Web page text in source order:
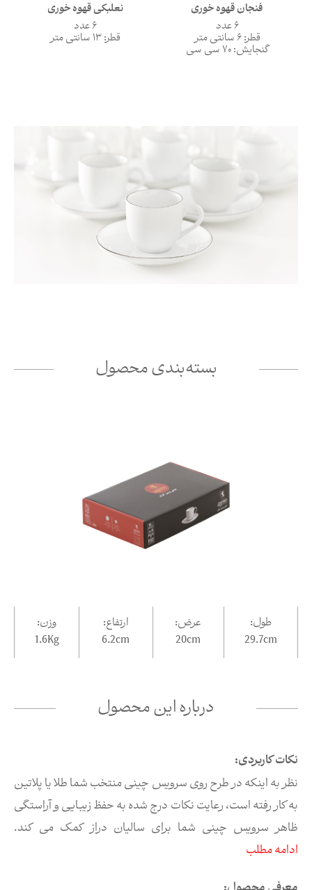
فنجان قهوه خوری
6 عدد
قطر: 6 سانتی متر
گنجایش: 70 سی سی
نعلبکی قهوه خوری
6 عدد
قطر: 13 سانتی متر
درباره این محصول
نکات کاربردی:
نظر به اینکه در طرح روی سرویس چینی منتخب شما طلا یا پلاتین
به کار رفته است، رعایت نکات درج شده به حفظ زیبایی و آراستگی
ظاهر سرویس چینی شما برای سالیان دراز کمک می کند.
ادامه مطلب
بسته‌بندی محصول
طول:
29.7cm
عرض:
20cm
ارتفاع:
6.2cm
وزن:
1.6Kg